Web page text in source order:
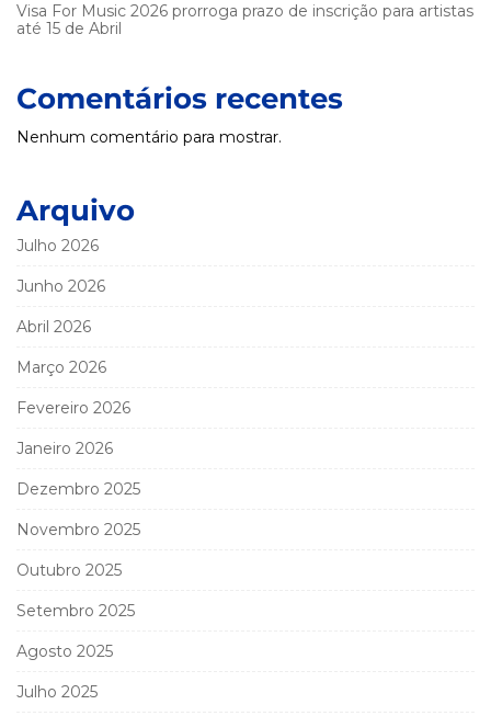
Visa For Music 2026 prorroga prazo de inscrição para artistas
até 15 de Abril
Comentários recentes
Nenhum comentário para mostrar.
Arquivo
Julho 2026
Junho 2026
Abril 2026
Março 2026
Fevereiro 2026
Janeiro 2026
Dezembro 2025
Novembro 2025
Outubro 2025
Setembro 2025
Agosto 2025
Julho 2025